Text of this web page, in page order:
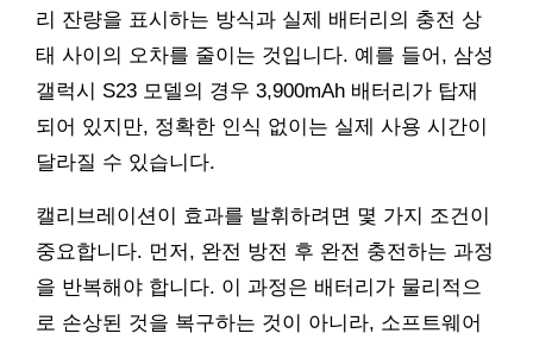
리 잔량을 표시하는 방식과 실제 배터리의 충전 상
태 사이의 오차를 줄이는 것입니다. 예를 들어, 삼성
갤럭시 S23 모델의 경우 3,900mAh 배터리가 탑재
되어 있지만, 정확한 인식 없이는 실제 사용 시간이
달라질 수 있습니다.
캘리브레이션이 효과를 발휘하려면 몇 가지 조건이
중요합니다. 먼저, 완전 방전 후 완전 충전하는 과정
을 반복해야 합니다. 이 과정은 배터리가 물리적으
로 손상된 것을 복구하는 것이 아니라, 소프트웨어